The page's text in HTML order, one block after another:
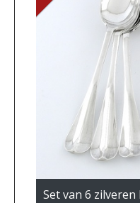
Set van 6 zilveren